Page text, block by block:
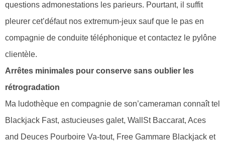
questions admonestations les parieurs. Pourtant, il suffit
pleurer cet’défaut nos extremum-jeux sauf que le pas en
compagnie de conduite téléphonique et contactez le pylône
clientèle.
Arrêtes minimales pour conserve sans oublier les
rétrogradation
Ma ludothèque en compagnie de son’cameraman connaît tel
Blackjack Fast, astucieuses galet, WallSt Baccarat, Aces
and Deuces Pourboire Va-tout, Free Gammare Blackjack et